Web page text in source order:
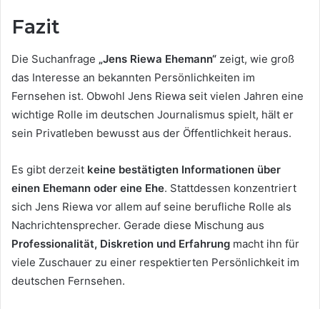
Fazit
Die Suchanfrage „Jens Riewa Ehemann“ zeigt, wie groß
das Interesse an bekannten Persönlichkeiten im
Fernsehen ist. Obwohl Jens Riewa seit vielen Jahren eine
wichtige Rolle im deutschen Journalismus spielt, hält er
sein Privatleben bewusst aus der Öffentlichkeit heraus.
Es gibt derzeit keine bestätigten Informationen über
einen Ehemann oder eine Ehe. Stattdessen konzentriert
sich Jens Riewa vor allem auf seine berufliche Rolle als
Nachrichtensprecher. Gerade diese Mischung aus
Professionalität, Diskretion und Erfahrung macht ihn für
viele Zuschauer zu einer respektierten Persönlichkeit im
deutschen Fernsehen.